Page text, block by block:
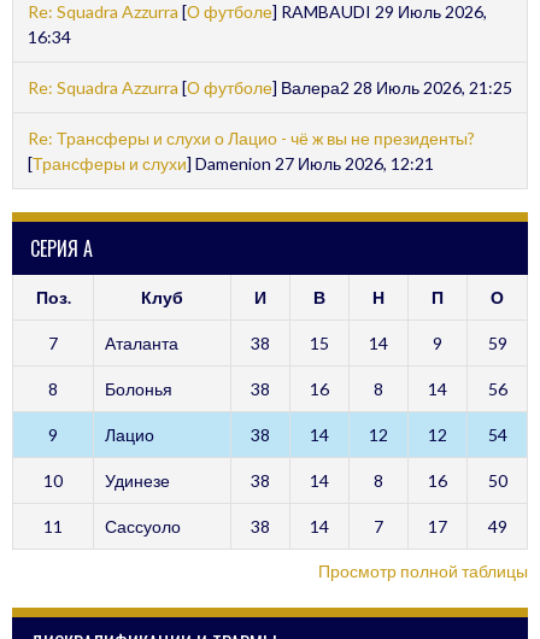
Re: Squadra Azzurra [О футболе] RAMBAUDI 29 Июль 2026,
16:34
Re: Squadra Azzurra [О футболе] Валера2 28 Июль 2026, 21:25
Re: Трансферы и слухи о Лацио - чё ж вы не президенты?
[Трансферы и слухи] Damenion 27 Июль 2026, 12:21
СЕРИЯ А
Поз. Клуб И В Н П О
7 Аталанта 38 15 14 9 59
8 Болонья 38 16 8 14 56
9 Лацио 38 14 12 12 54
10 Удинезе 38 14 8 16 50
11 Сассуоло 38 14 7 17 49
Просмотр полной таблицы